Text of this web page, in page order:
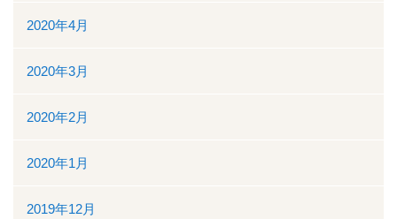
2020年4月
2020年3月
2020年2月
2020年1月
2019年12月